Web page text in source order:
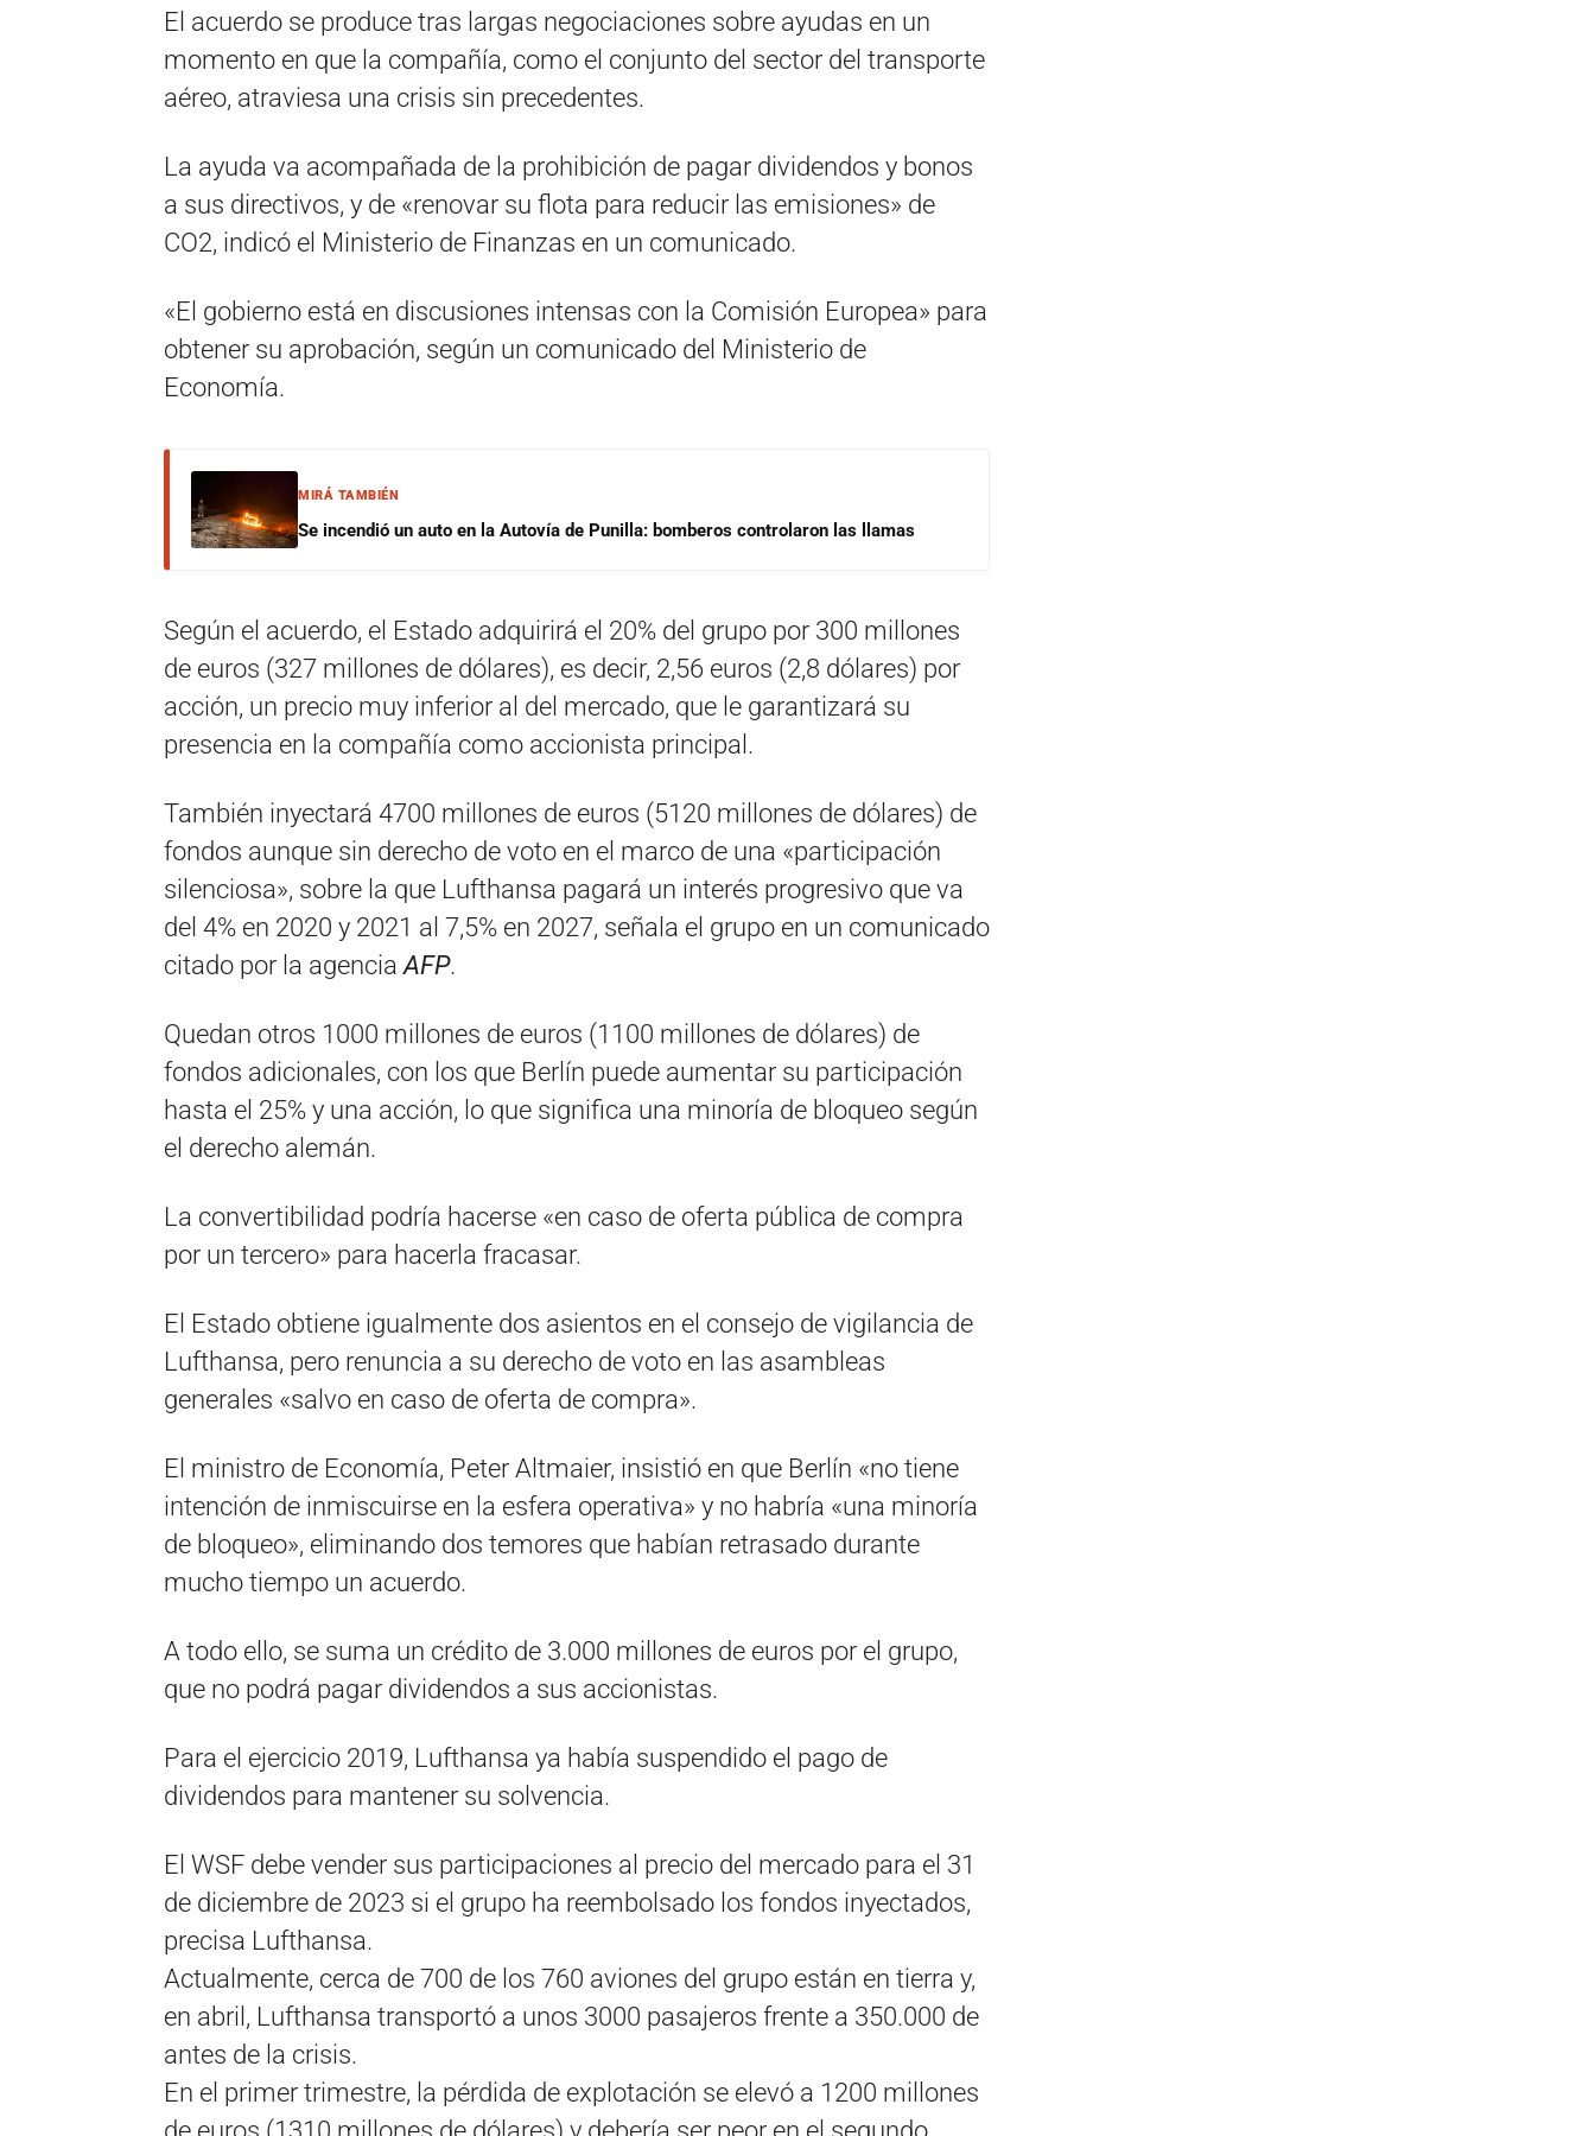
El acuerdo se produce tras largas negociaciones sobre ayudas en un
momento en que la compañía, como el conjunto del sector del transporte
aéreo, atraviesa una crisis sin precedentes.
La ayuda va acompañada de la prohibición de pagar dividendos y bonos
a sus directivos, y de «renovar su flota para reducir las emisiones» de
CO2, indicó el Ministerio de Finanzas en un comunicado.
«El gobierno está en discusiones intensas con la Comisión Europea» para
obtener su aprobación, según un comunicado del Ministerio de
Economía.
MIRÁ TAMBIÉN
Se incendió un auto en la Autovía de Punilla: bomberos controlaron las llamas
Según el acuerdo, el Estado adquirirá el 20% del grupo por 300 millones
de euros (327 millones de dólares), es decir, 2,56 euros (2,8 dólares) por
acción, un precio muy inferior al del mercado, que le garantizará su
presencia en la compañía como accionista principal.
También inyectará 4700 millones de euros (5120 millones de dólares) de
fondos aunque sin derecho de voto en el marco de una «participación
silenciosa», sobre la que Lufthansa pagará un interés progresivo que va
del 4% en 2020 y 2021 al 7,5% en 2027, señala el grupo en un comunicado
citado por la agenciaAFP.
Quedan otros 1000 millones de euros (1100 millones de dólares) de
fondos adicionales, con los que Berlín puede aumentar su participación
hasta el 25% y una acción, lo que significa una minoría de bloqueo según
el derecho alemán.
La convertibilidad podría hacerse «en caso de oferta pública de compra
por un tercero» para hacerla fracasar.
El Estado obtiene igualmente dos asientos en el consejo de vigilancia de
Lufthansa, pero renuncia a su derecho de voto en las asambleas
generales «salvo en caso de oferta de compra».
El ministro de Economía, Peter Altmaier, insistió en que Berlín «no tiene
intención de inmiscuirse en la esfera operativa» y no habría «una minoría
de bloqueo», eliminando dos temores que habían retrasado durante
mucho tiempo un acuerdo.
A todo ello, se suma un crédito de 3.000 millones de euros por el grupo,
que no podrá pagar dividendos a sus accionistas.
Para el ejercicio 2019, Lufthansa ya había suspendido el pago de
dividendos para mantener su solvencia.
El WSF debe vender sus participaciones al precio del mercado para el 31
de diciembre de 2023 si el grupo ha reembolsado los fondos inyectados,
precisa Lufthansa.
Actualmente, cerca de 700 de los 760 aviones del grupo están en tierra y,
en abril, Lufthansa transportó a unos 3000 pasajeros frente a 350.000 de
antes de la crisis.
En el primer trimestre, la pérdida de explotación se elevó a 1200 millones